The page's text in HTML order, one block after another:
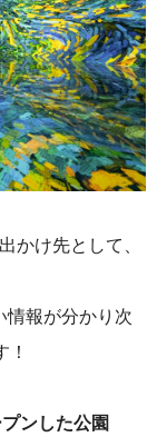
かけ先として、
情報が分かり次
ンした公園